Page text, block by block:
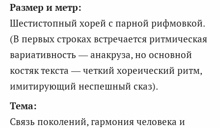
Размер и метр:
Шестистопный хорей с парной рифмовкой.
(В первых строках встречается ритмическая
вариативность — анакруза, но основной
костяк текста — четкий хореический ритм,
имитирующий неспешный сказ).
Тема:
Связь поколений, гармония человека и